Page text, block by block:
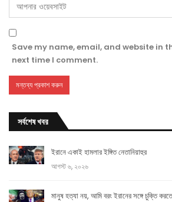
Save my name, email, and website in
next time I comment.
সর্বশেষ খবর
ইরানে একাই হামলার ইঙ্গিত নেতানিয়াহুর
আগস্ট ৬, ২০২৬
মানুষ হত্যা নয়, আমি বরং ইরানের সঙ্গে চুক্তি